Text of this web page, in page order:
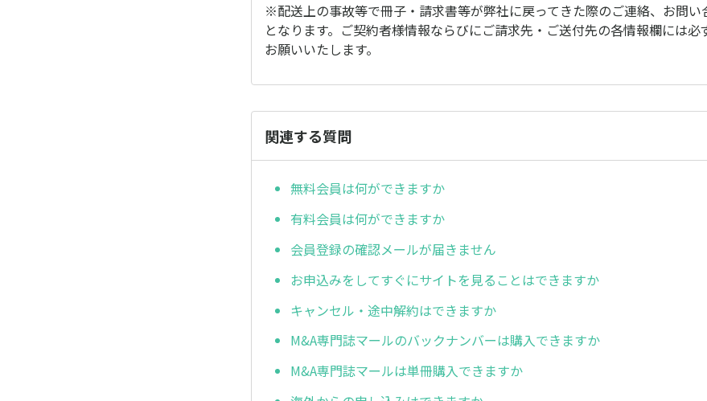
※配送上の事故等で冊子・請求書等が弊社に戻ってきた際のご連絡、お問い
となります。ご契約者様情報ならびにご請求先・ご送付先の各情報欄には必
お願いいたします。
関連する質問
無料会員は何ができますか
有料会員は何ができますか
会員登録の確認メールが届きません
お申込みをしてすぐにサイトを見ることはできますか
キャンセル・途中解約はできますか
M&A専門誌マールのバックナンバーは購入できますか
M&A専門誌マールは単冊購入できますか